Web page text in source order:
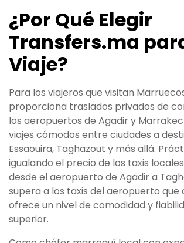
¿Por Qué Elegir
Transfers.ma
Viaje?
Para los viajeros que visitan
proporciona traslados privados de
los aeropuertos de Agadir y
viajes cómodos entre ciudades a
Essaouira, Taghazout y más allá.
igualando el precio de los taxis
desde el aeropuerto de Agadir a
supera a los taxis del aeropuerto
ofrece un nivel de comodidad y
superior.